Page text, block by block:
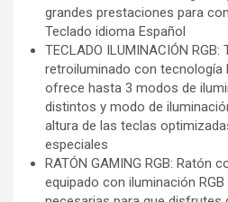
grandes prestaciones para
Teclado idioma Español
TECLADO ILUMINACIÓN
retroiluminado con tecnología
ofrece hasta 3 modos de
distintos y modo de
altura de las teclas
especiales
RATÓN GAMING RGB: Ratón
equipado con iluminación